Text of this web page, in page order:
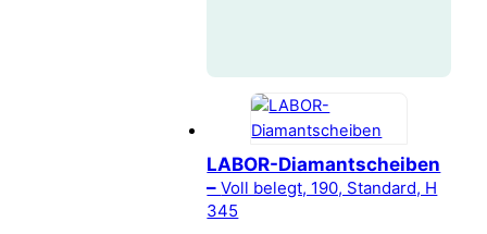
LABOR-Diamantscheiben
–Voll belegt, 190, Standard, H
345